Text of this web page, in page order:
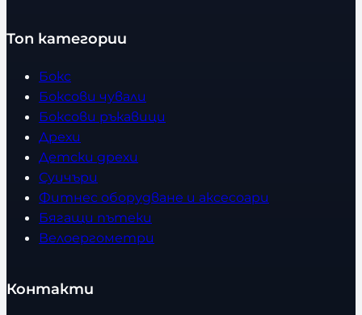
Топ категории
Бокс
Боксови чували
Боксови ръкавици
Дрехи
Детски дрехи
Суичъри
Фитнес оборудване и аксесоари
Бягащи пътеки
Велоергометри
Контакти